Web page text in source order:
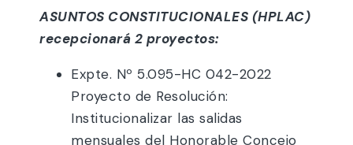
ASUNTOS CONSTITUCIONALES (HPLAC)
recepcionará 2 proyectos:
Expte. Nº 5.095-HC 042-2022
Proyecto de Resolución:
Institucionalizar las salidas
mensuales del Honorable Concejo